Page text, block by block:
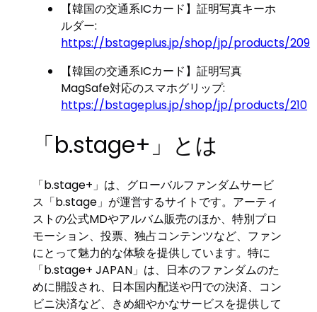
【韓国の交通系ICカード】証明写真キーホ
ルダー:
https://bstageplus.jp/shop/jp/products/209
【韓国の交通系ICカード】証明写真
MagSafe対応のスマホグリップ:
https://bstageplus.jp/shop/jp/products/210
「b.stage+」とは
「b.stage+」は、グローバルファンダムサービ
ス「b.stage」が運営するサイトです。アーティ
ストの公式MDやアルバム販売のほか、特別プロ
モーション、投票、独占コンテンツなど、ファン
にとって魅力的な体験を提供しています。特に
「b.stage+ JAPAN」は、日本のファンダムのた
めに開設され、日本国内配送や円での決済、コン
ビニ決済など、きめ細やかなサービスを提供して